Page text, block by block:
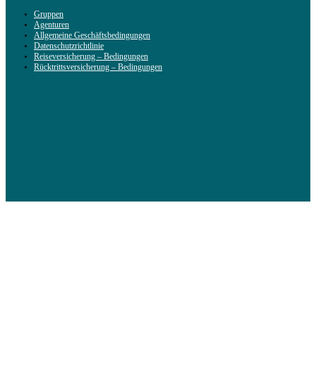
Gruppen
Agenturen
Allgemeine Geschäftsbedingungen
Datenschutzrichtlinie
Reiseversicherung – Bedingungen
Rücktrittsversicherung – Bedingungen